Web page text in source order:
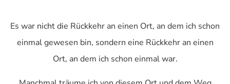
Es war nicht die Rückkehr an einen Ort, an dem ich schon
einmal gewesen bin, sondern eine Rückkehr an einen
Ort, an dem ich schon einmal war.